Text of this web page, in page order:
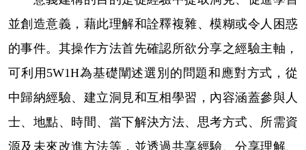
並創造意義，藉此理解和詮釋複雜、模糊或令人困惑
的事件。其操作方法首先確認所欲分享之經驗主軸，
可利用 5W1H為基礎闡述選別的問題和應對方式，從
中歸納經驗、建立洞見和互相學習，內容涵蓋參與人
士、地點、時間、當下解決方法、思考方式、所需資
源及未來改進方法等，並透過共享經驗、分享理解、